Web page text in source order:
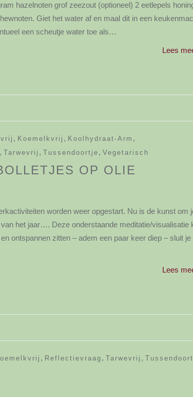
hazelnoten grof zeezout (optioneel) 2 eetlepels
Giet het water af en maal dit in een
een scheutje water toe als…
Lees
, Koemelkvrij , Koolhydraat-Arm ,
, Tarwevrij , Tussendoortje , Vegetarisch
OP OLIE
worden weer opgestart. Nu is de kunst om
het jaar…. Deze onderstaande meditatie/visualisatie
ontspannen zitten – adem een paar keer diep – sluit je
Lees
, Reflectievraag , Tarwevrij ,